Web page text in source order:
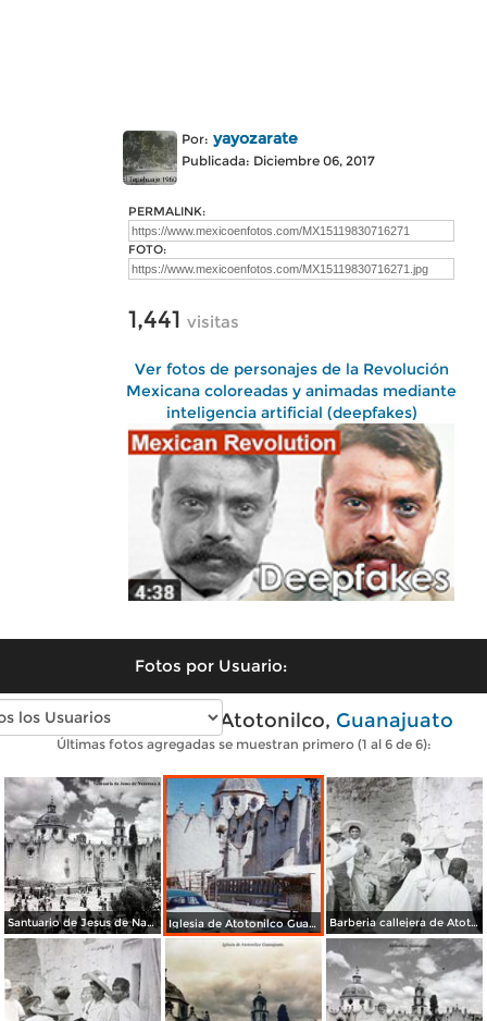
Por: yayozarate
Publicada: Diciembre 06, 2017
PERMALINK:
FOTO:
1,441 visitas
Ver fotos de personajes de la Revolución
Mexicana coloreadas y animadas mediante
inteligencia artificial (deepfakes)
Fotos por Usuario:
Fotos antiguas de Atotonilco, Guanajuato
Últimas fotos agregadas se muestran primero (1 al 6 de 6):
Santuario de Jesus de Nazareno Atotonilco Guanajuato Iglesia de Atotonilco Guanajuato (c. 1953). Barberia callejera de Atotonilco Guanajuato..